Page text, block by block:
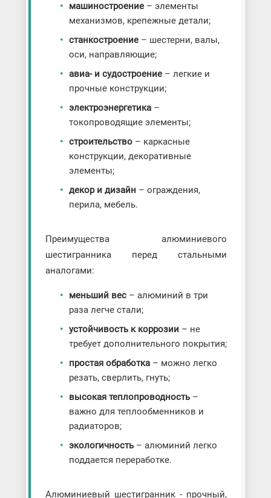
машиностроение– элементы
механизмов, крепежные детали;
станкостроение– шестерни, валы,
оси, направляющие;
авиа- и судостроение– легкие и
прочные конструкции;
электроэнергетика–
токопроводящие элементы;
строительство– каркасные
конструкции, декоративные
элементы;
декор и дизайн– ограждения,
перила, мебель.
Преимущества алюминиевого
шестигранника перед стальными
аналогами:
меньший вес– алюминий в три
раза легче стали;
устойчивость к коррозии– не
требует дополнительного покрытия;
простая обработка– можно легко
резать, сверлить, гнуть;
высокая теплопроводность–
важно для теплообменников и
радиаторов;
экологичность– алюминий легко
поддается переработке.
Алюминиевый шестигранник - прочный,